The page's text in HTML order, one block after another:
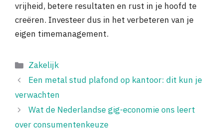
vrijheid, betere resultaten en rust in je hoofd te
creëren. Investeer dus in het verbeteren van je
eigen timemanagement.
Categorieën
Zakelijk
Een metal stud plafond op kantoor: dit kun je
verwachten
Wat de Nederlandse gig-economie ons leert
over consumentenkeuze